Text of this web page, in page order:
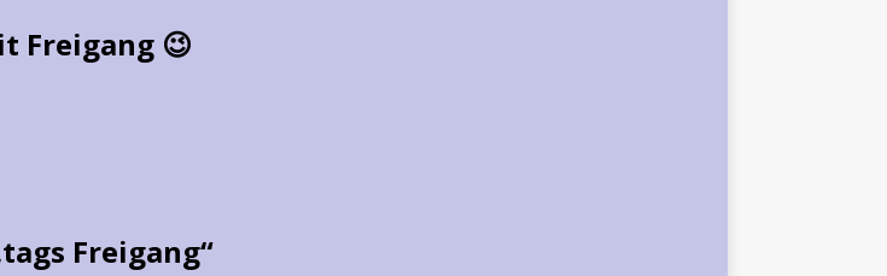
Freigang 😉
Freigang“